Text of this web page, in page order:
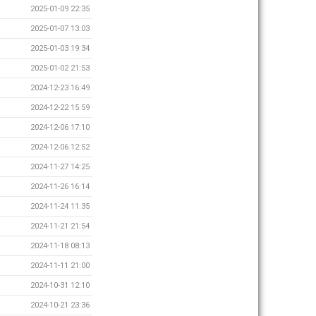
2025-01-09 22:35
2025-01-07 13:03
2025-01-03 19:34
2025-01-02 21:53
2024-12-23 16:49
2024-12-22 15:59
2024-12-06 17:10
2024-12-06 12:52
2024-11-27 14:25
2024-11-26 16:14
2024-11-24 11:35
2024-11-21 21:54
2024-11-18 08:13
2024-11-11 21:00
2024-10-31 12:10
2024-10-21 23:36